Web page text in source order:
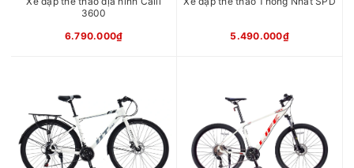
3600
6.790.000₫
5.490.000₫